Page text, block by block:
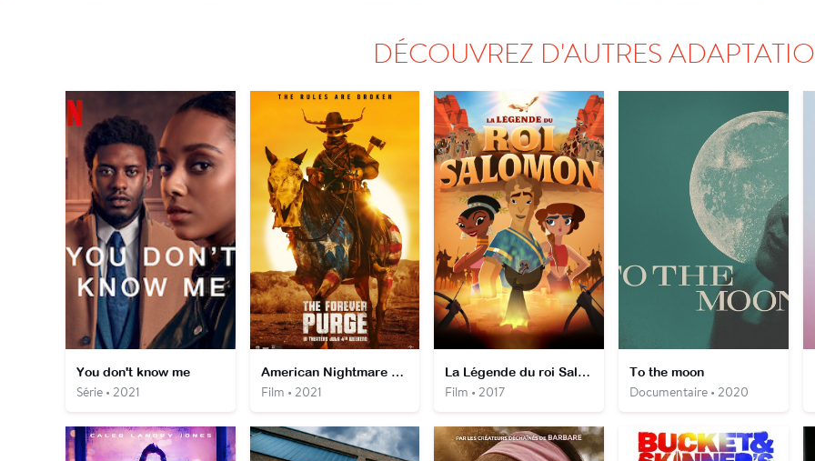
DÉCOUVREZ D'AUTRES
You don't know me
Série • 2021
American Nightmare 5 : Sans Limites
Film • 2021
La Légende du roi Salomon
Film • 2017
To the moon
Documentaire • 2020